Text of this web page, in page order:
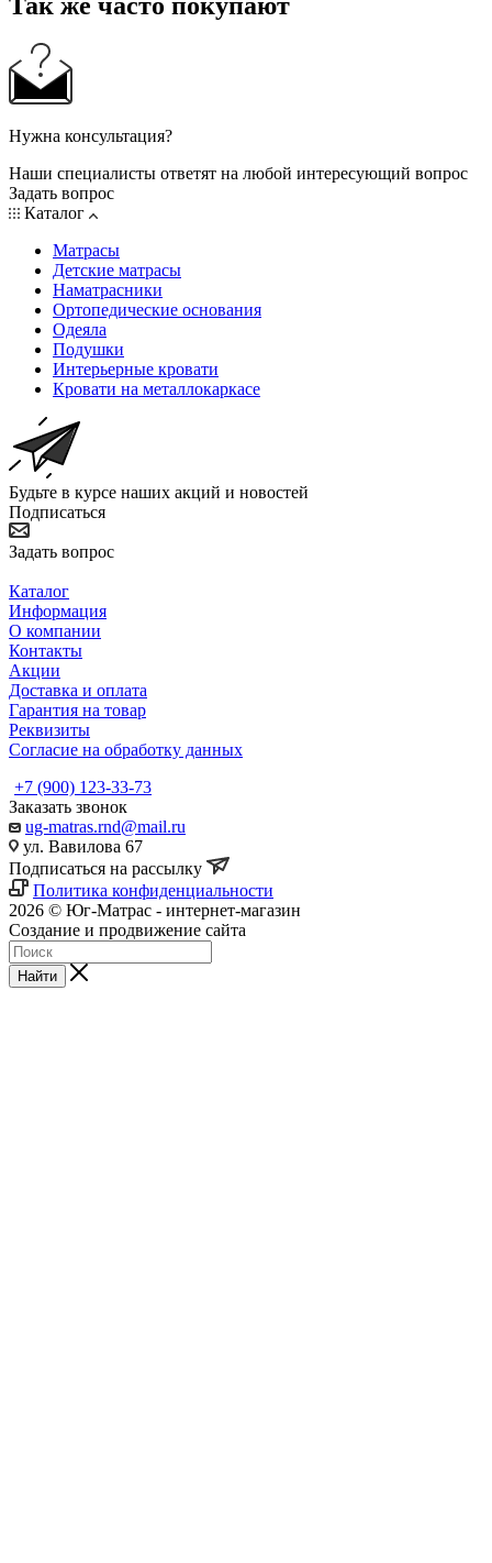
Нужна консультация?
Наши специалисты ответят на любой интересующий вопрос
Задать вопрос
Каталог
Матрасы
Детские матрасы
Наматрасники
Ортопедические основания
Одеяла
Подушки
Интерьерные кровати
Кровати на металлокаркасе
Будьте в курсе наших акций и новостей
Подписаться
Задать вопрос
Каталог
Информация
О компании
Контакты
Акции
Доставка и оплата
Гарантия на товар
Реквизиты
Согласие на обработку данных
+7 (900) 123-33-73
Заказать звонок
ug-matras.rnd@mail.ru
ул. Вавилова 67
Подписаться на рассылку
Политика конфиденциальности
2026 © Юг-Матрас - интернет-магазин
Создание и продвижение сайта
Найти